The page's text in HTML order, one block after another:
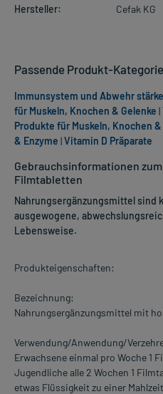
Hersteller:
Cefak KG
Gebrauchsinformationen
Filmtabletten
Nahrungsergänzungsmittel sind
ausgewogene,
Lebensweise.
Produkteigenschaften:
Bezeichnung:
Nahrungsergänzungsmittel mit
Verwendung/Anwendung/
Erwachsene einmal pro Woche 1
Jugendliche alle 2 Wochen 1
etwas Flüssigkeit zu einer
Passende Produkt-
Immunsystem und Abwehr
für Muskeln, Knochen & Gelenke |
Produkte für Muskeln, Knochen &
& Enzyme |Vitamin D Präparate